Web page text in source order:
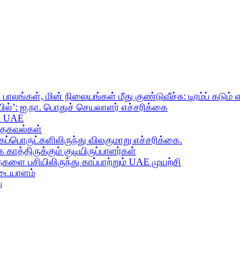
மின் நிலையங்கள் மீது குண்டுவீச்சு: டிரம்ப் கடும்
ஐ.நா. பொதுச் செயலாளர் எச்சரிக்கை
UAE
தகவல்கள்
விலகுமாறு எச்சரிக்கை.
குடியிருப்பாளர்கள்
பசியிலிருந்து காப்பாற்றும் UAE முயற்சி